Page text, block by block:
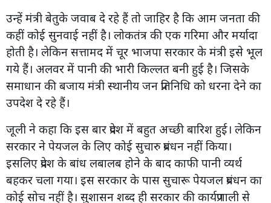
उन्हें मंत्री बेतुके जवाब दे रहे हैं तो जाहिर है कि आम जनता की
कहीं कोई सुनवाई नहीं है। लोकतंत्र की एक गरिमा और मर्यादा
होती है। लेकिन सत्तामद में चूर भाजपा सरकार के मंत्री इसे भूल
गये हैं। अलवर में पानी की भारी किल्लत बनी हुई है। जिसके
समाधान की बजाय मंत्री स्थानीय जन प्रतिनिधि को धरना देने का
उपदेश दे रहे हैं।
जूली ने कहा कि इस बार प्रदेश में बहुत अच्छी बारिश हुई। लेकिन
सरकार ने पेयजल के लिए कोई सुचारु प्रबंधन नहीं किया।
इसलिए प्रदेश के बांध लबालब होने के बाद काफी पानी व्यर्थ
बहकर चला गया। इस सरकार के पास सुचारू पेयजल प्रबंधन का
कोई सोच नहीं है। सुशासन शब्द ही सरकार की कार्यप्रणाली से